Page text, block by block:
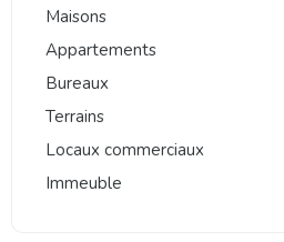
Maisons
Appartements
Bureaux
Terrains
Locaux commerciaux
Immeuble